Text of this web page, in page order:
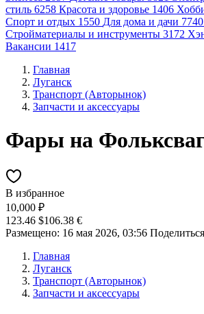
стиль 6258 Красота и здоровье 1406
Спорт и отдых 1550 Для дома и дачи 7740
Стройматериалы и инструменты 3172
Вакансии 1417
Главная
Луганск
Транспорт (Авторынок)
Запчасти и аксессуары
Фары на
В избранное
10,000 ₽
123.46 $106.38 €
Размещено: 16 мая 2026, 03:56 Поделиться
Главная
Луганск
Транспорт (Авторынок)
Запчасти и аксессуары